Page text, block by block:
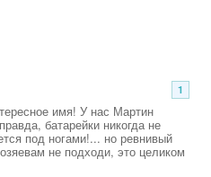
1
имя! У нас Мартин
батарейки никогда не
под ногами!... но ревнивый
не подходи, это целиком